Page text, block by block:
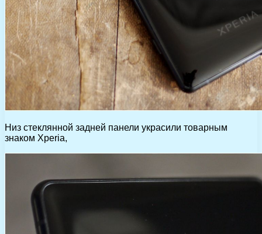
Низ стеклянной задней панели украсили товарным
знаком Xperia,